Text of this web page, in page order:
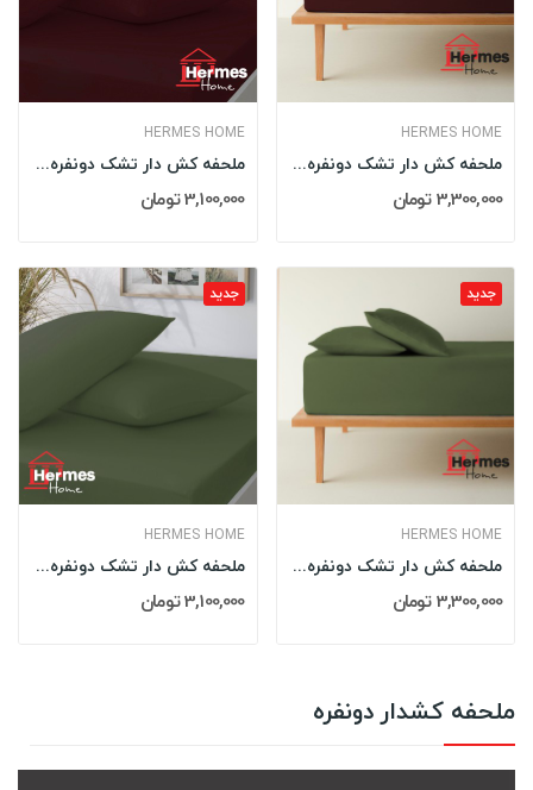
ملحفه کشدار دونفره
HERMES HOME
ملحفه کش دار تشک دونفره 180 کینگ هرمس HERMES...
3,300,000 تومان
HERMES HOME
ملحفه کش دار تشک دونفره 160 کویین هرمس HERMES...
3,100,000 تومان
جدید
HERMES HOME
ملحفه کش دار تشک دونفره 180 کینگ هرمس HERMES...
3,300,000 تومان
جدید
HERMES HOME
ملحفه کش دار تشک دونفره 160 کویین هرمس HERMES...
3,100,000 تومان